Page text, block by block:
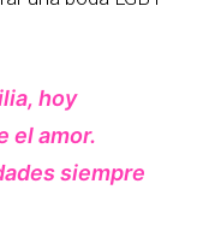
hoy
el amor.
siempre